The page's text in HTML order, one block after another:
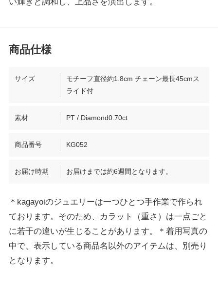
い輝きと調和し、上品さを演出します。
サイズ
モチーフ直径約1.8cm チェーン最長45cmス
ライド付
素材 PT / Diamond0.70ct
商品番号 KG052
お届け時期 お届けまでは約6週間となります。
＊kagayoiのジュエリーは一つひとつ手作業で作られ
ております。そのため、カラット（重さ）は一点ごと
に若干の違いが生じることがあります。＊着用写真の
中で、表示している商品名以外のアイテムは、別売り
となります。